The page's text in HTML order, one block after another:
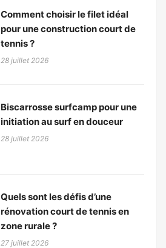
Comment choisir le filet idéal
pour une construction court de
tennis ?
28 juillet 2026
Biscarrosse surfcamp pour une
initiation au surf en douceur
28 juillet 2026
Quels sont les défis d’une
rénovation court de tennis en
zone rurale ?
27 juillet 2026